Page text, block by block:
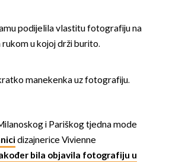
podijelila vlastitu fotografiju na
u kojoj drži burito.
manekenka uz fotografiju.
i Pariškog tjedna mode
dizajnerice Vivienne
bila objavila fotografiju u